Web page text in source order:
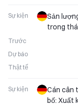
Sự kiện
Sản
trong
Trước
Dự báo
Thật tế
Sự kiện
Cán cân
bố: Xuất